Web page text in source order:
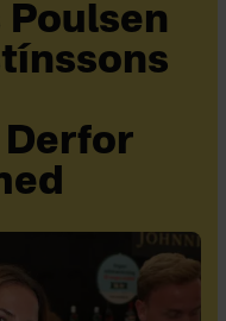
Poulsen